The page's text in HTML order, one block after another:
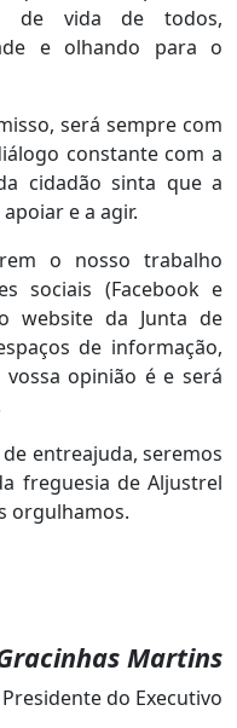
de vida de todos,
e olhando para o
será sempre com
constante com a
cidadão sinta que a
e a agir.
o nosso trabalho
sociais (Facebook e
website da Junta de
de informação,
opinião é e será
entreajuda, seremos
freguesia de Aljustrel
orgulhamos.
Martins
Presidente do Executivo